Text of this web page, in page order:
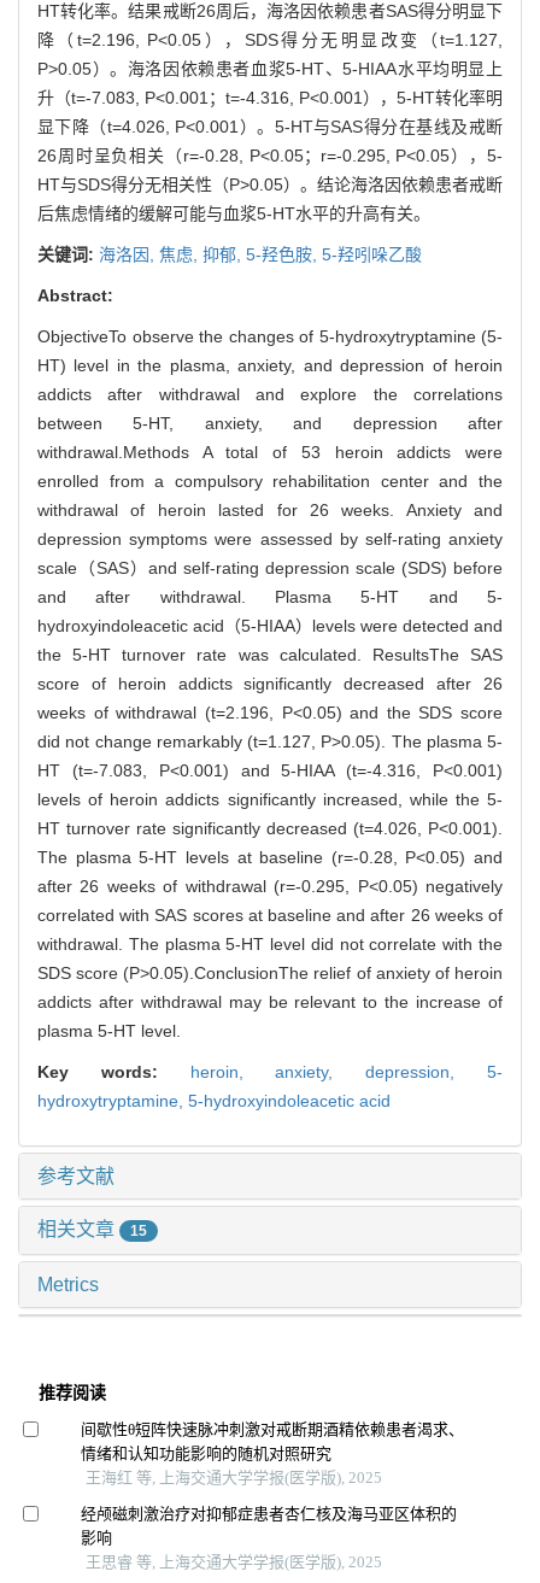
HT转化率。结果戒断26周后，海洛因依赖患者SAS得分明显下
降（t=2.196, P<0.05），SDS得分无明显改变（t=1.127,
P>0.05）。海洛因依赖患者血浆5-HT、5-HIAA水平均明显上
升（t=-7.083, P<0.001；t=-4.316, P<0.001），5-HT转化率明
显下降（t=4.026, P<0.001）。5-HT与SAS得分在基线及戒断
26周时呈负相关（r=-0.28, P<0.05；r=-0.295, P<0.05），5-
HT与SDS得分无相关性（P>0.05）。结论海洛因依赖患者戒断
后焦虑情绪的缓解可能与血浆5-HT水平的升高有关。
关键词: 海洛因, 焦虑, 抑郁, 5-羟色胺, 5-羟吲哚乙酸
Abstract:
ObjectiveTo observe the changes of 5-hydroxytryptamine (5-
HT) level in the plasma, anxiety, and depression of heroin
addicts after withdrawal and explore the correlations
between 5-HT, anxiety, and depression after
withdrawal.Methods A total of 53 heroin addicts were
enrolled from a compulsory rehabilitation center and the
withdrawal of heroin lasted for 26 weeks. Anxiety and
depression symptoms were assessed by self-rating anxiety
scale（SAS）and self-rating depression scale (SDS) before
and after withdrawal. Plasma 5-HT and 5-
hydroxyindoleacetic acid（5-HIAA）levels were detected and
the 5-HT turnover rate was calculated. ResultsThe SAS
score of heroin addicts significantly decreased after 26
weeks of withdrawal (t=2.196, P<0.05) and the SDS score
did not change remarkably (t=1.127, P>0.05). The plasma 5-
HT (t=-7.083, P<0.001) and 5-HIAA (t=-4.316, P<0.001)
levels of heroin addicts significantly increased, while the 5-
HT turnover rate significantly decreased (t=4.026, P<0.001).
The plasma 5-HT levels at baseline (r=-0.28, P<0.05) and
after 26 weeks of withdrawal (r=-0.295, P<0.05) negatively
correlated with SAS scores at baseline and after 26 weeks of
withdrawal. The plasma 5-HT level did not correlate with the
SDS score (P>0.05).ConclusionThe relief of anxiety of heroin
addicts after withdrawal may be relevant to the increase of
plasma 5-HT level.
Key words: heroin,anxiety,depression,5-
hydroxytryptamine, 5-hydroxyindoleacetic acid
参考文献
相关文章 15
Metrics
推荐阅读
间歇性θ短阵快速脉冲刺激对戒断期酒精依赖患者渴求、
情绪和认知功能影响的随机对照研究
王海红 等, 上海交通大学学报(医学版), 2025
经颅磁刺激治疗对抑郁症患者杏仁核及海马亚区体积的
影响
王思睿 等, 上海交通大学学报(医学版), 2025